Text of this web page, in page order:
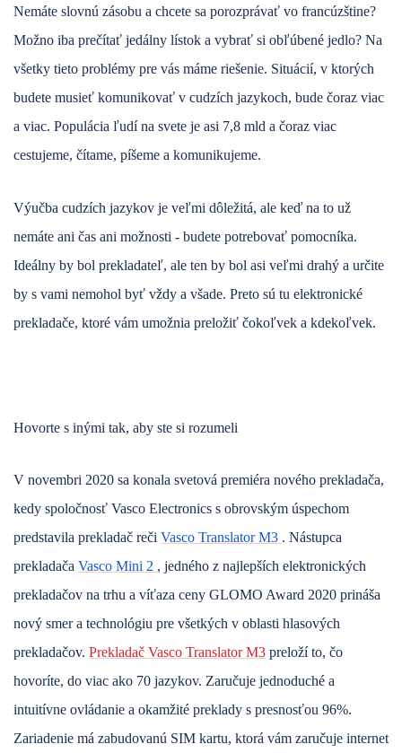
Nemáte slovnú zásobu a chcete sa porozprávať vo francúzštine?
Možno iba prečítať jedálny lístok a vybrať si obľúbené jedlo? Na
všetky tieto problémy pre vás máme riešenie. Situácií, v ktorých
budete musieť komunikovať v cudzích jazykoch, bude čoraz viac
a viac. Populácia ľudí na svete je asi 7,8 mld a čoraz viac
cestujeme, čítame, píšeme a komunikujeme.
Výučba cudzích jazykov je veľmi dôležitá, ale keď na to už
nemáte ani čas ani možnosti - budete potrebovať pomocníka.
Ideálny by bol prekladateľ, ale ten by bol asi veľmi drahý a určite
by s vami nemohol byť vždy a všade. Preto sú tu elektronické
prekladače, ktoré vám umožnia preložiť čokoľvek a kdekoľvek.
Hovorte s inými tak, aby ste si rozumeli
V novembri 2020 sa konala svetová premiéra nového prekladača,
kedy spoločnosť Vasco Electronics s obrovským úspechom
predstavila prekladač reči Vasco Translator M3 . Nástupca
prekladača Vasco Mini 2 , jedného z najlepších elektronických
prekladačov na trhu a víťaza ceny GLOMO Award 2020 prináša
nový smer a technológiu pre všetkých v oblasti hlasových
prekladačov. Prekladač Vasco Translator M3 preloží to, čo
hovoríte, do viac ako 70 jazykov. Zaručuje jednoduché a
intuitívne ovládanie a okamžité preklady s presnosťou 96%.
Zariadenie má zabudovanú SIM kartu, ktorá vám zaručuje internet